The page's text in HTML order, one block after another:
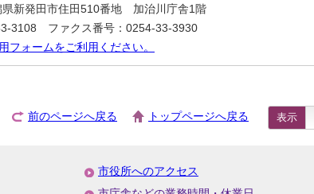
新発田市住田510番地 加治川庁舎1階
3108 ファクス番号：0254-33-3930
フォームをご利用ください。
前のページへ戻る トップページへ戻る 表示
市役所へのアクセス